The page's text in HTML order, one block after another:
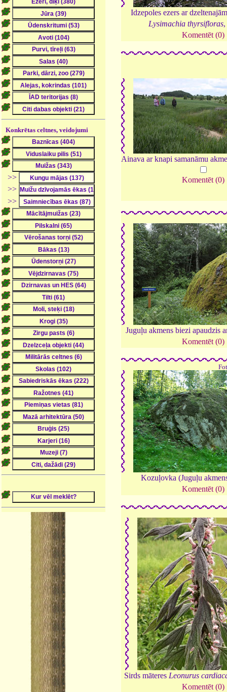
Konkrētas celtnes, veidojumi
>>
>>
>>
Idzepoles ezers ar
Lysimachia thyrsifloras,
Komentēt (0)
Ainava ar knapi samanāmu
Komentēt (0)
Juguļu akmens biezi apaudzis
Komentēt (0)
Kozuļovka (Juguļu
Komentēt (0)
Sirds māteres Leonurus
Komentēt (0)